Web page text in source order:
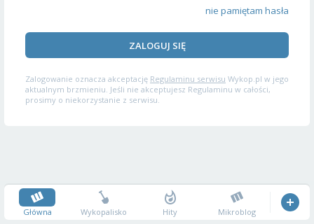
nie pamiętam hasła
ZALOGUJ SIĘ
Zalogowanie oznacza akceptację Regulaminu serwisu Wykop.pl w jego
aktualnym brzmieniu. Jeśli nie akceptujesz Regulaminu w całości,
prosimy o niekorzystanie z serwisu.
Główna Wykopalisko Hity Mikroblog